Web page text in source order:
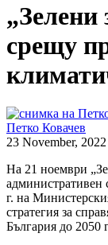
„Зелени
срещу
Петко Ковачев
23 November,
На 21 ноември
г. на
стратегия за
България до 2050